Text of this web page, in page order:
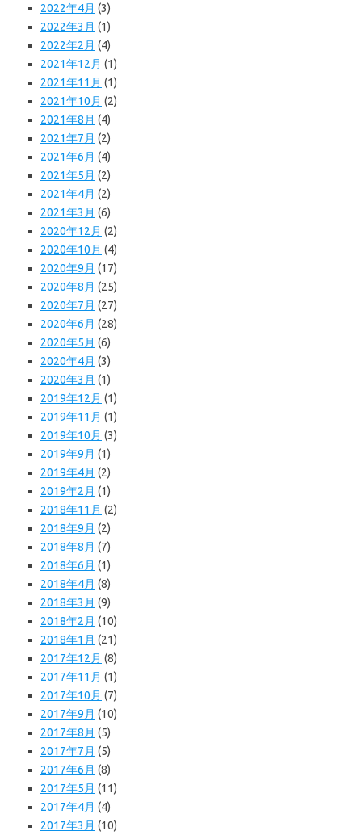
2022年4月 (3)
2022年3月 (1)
2022年2月 (4)
2021年12月 (1)
2021年11月 (1)
2021年10月 (2)
2021年8月 (4)
2021年7月 (2)
2021年6月 (4)
2021年5月 (2)
2021年4月 (2)
2021年3月 (6)
2020年12月 (2)
2020年10月 (4)
2020年9月 (17)
2020年8月 (25)
2020年7月 (27)
2020年6月 (28)
2020年5月 (6)
2020年4月 (3)
2020年3月 (1)
2019年12月 (1)
2019年11月 (1)
2019年10月 (3)
2019年9月 (1)
2019年4月 (2)
2019年2月 (1)
2018年11月 (2)
2018年9月 (2)
2018年8月 (7)
2018年6月 (1)
2018年4月 (8)
2018年3月 (9)
2018年2月 (10)
2018年1月 (21)
2017年12月 (8)
2017年11月 (1)
2017年10月 (7)
2017年9月 (10)
2017年8月 (5)
2017年7月 (5)
2017年6月 (8)
2017年5月 (11)
2017年4月 (4)
2017年3月 (10)